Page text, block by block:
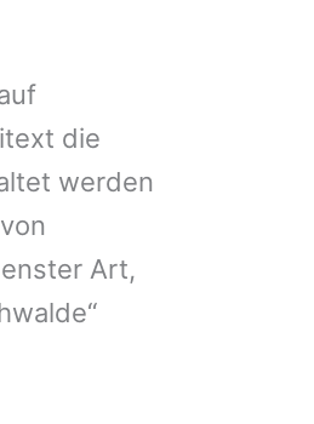
die
werden
Art,